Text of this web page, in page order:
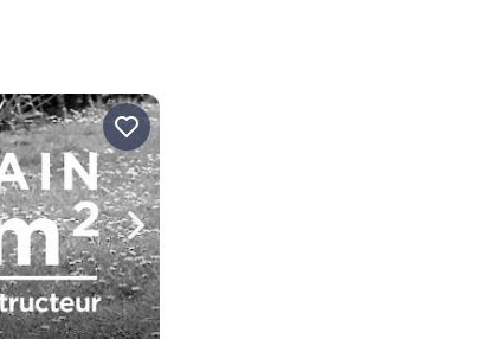
Naviguer vers la droite